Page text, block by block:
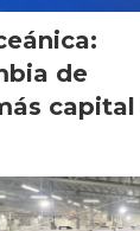
de
capital